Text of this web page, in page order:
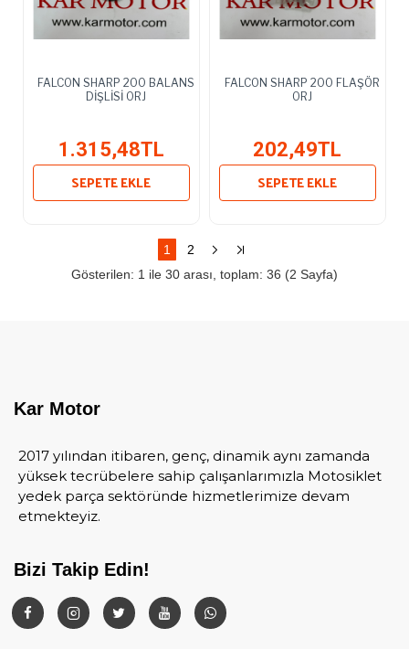
FALCON SHARP 200 BALANS
DİŞLİSİ ORJ
1.315,48TL
SEPETE EKLE
FALCON SHARP 200 FLAŞÖR
ORJ
202,49TL
SEPETE EKLE
1
2
Gösterilen: 1 ile 30 arası, toplam: 36 (2 Sayfa)
Kar Motor
2017 yılından itibaren, genç, dinamik aynı zamanda
yüksek tecrübelere sahip çalışanlarımızla Motosiklet
yedek parça sektöründe hizmetlerimize devam
etmekteyiz.
Bizi Takip Edin!